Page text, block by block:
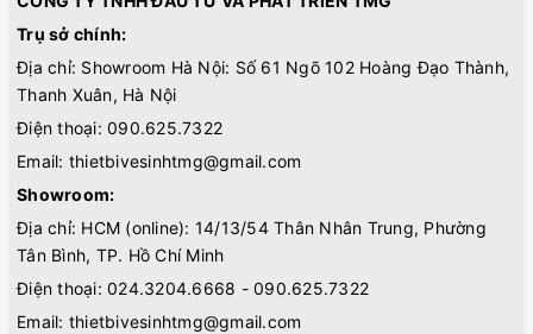
Trụ sở chính:
Địa chỉ: Showroom Hà Nội: Số 61 Ngõ 102 Hoàng Đạo Thành,
Thanh Xuân, Hà Nội
Điện thoại: 090.625.7322
Email: thietbivesinhtmg@gmail.com
Showroom:
Địa chỉ: HCM (online): 14/13/54 Thân Nhân Trung, Phường
Tân Bình, TP. Hồ Chí Minh
Điện thoại: 024.3204.6668 - 090.625.7322
Email: thietbivesinhtmg@gmail.com